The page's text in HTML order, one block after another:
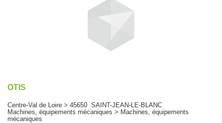
OTIS
Centre-Val de Loire > 45650 SAINT-JEAN-LE-BLANC
Machines, équipements mécaniques > Machines, équipements
mécaniques